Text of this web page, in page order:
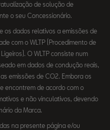
de solução de
o seu Concessionário.
os dados relativos a emissões de
com o WLTP (Procedimento de
O WLTP consiste num
em dados de condução reais,
emissões de CO2. Embora os
encontrem de acordo com o
e não vinculativos, devendo
da Marca.
na presente página e/ou